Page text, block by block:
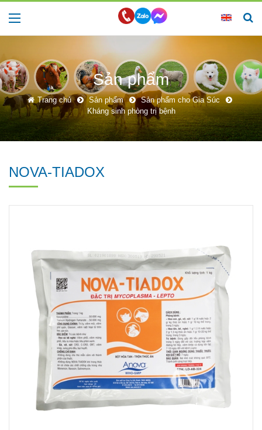
Sản phẩm
Trang chủ Sản phẩm
Sản phẩm cho Gia Súc
Kháng sinh phòng trị bệnh
NOVA-TIADOX